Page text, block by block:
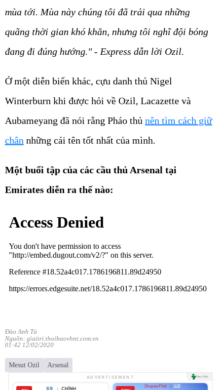
mùa tới. Mùa này chúng tôi đã trải qua những
quãng thời gian khó khăn, nhưng tôi nghĩ đội bóng
đang đi đúng hướng." - Express dẫn lời Ozil.
Ở một diễn biến khác, cựu danh thủ Nigel
Winterburn khi được hỏi về Ozil, Lacazette và
Aubameyang đã nói rằng Pháo thủ nên tìm cách giữ
chân những cái tên tốt nhất của mình.
Một buổi tập của các cầu thủ Arsenal tại
Emirates diễn ra thế nào:
Đào Anh Tú
Nguồn: giaitri.thoibaovhnt.com.vn
01:42 12/02/2020
Mesut Ozil Arsenal
ADVERTISEMENT